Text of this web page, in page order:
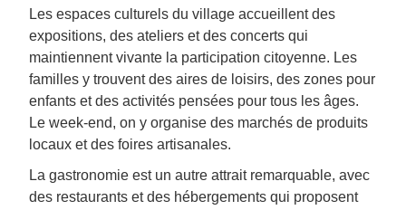
Les espaces culturels du village accueillent des
expositions, des ateliers et des concerts qui
maintiennent vivante la participation citoyenne. Les
familles y trouvent des aires de loisirs, des zones pour
enfants et des activités pensées pour tous les âges.
Le week-end, on y organise des marchés de produits
locaux et des foires artisanales.
La gastronomie est un autre attrait remarquable, avec
des restaurants et des hébergements qui proposent